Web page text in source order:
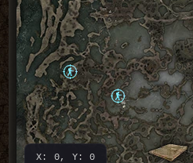
X: 0, Y: 0